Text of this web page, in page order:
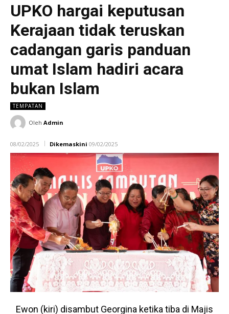
UPKO hargai keputusan
Kerajaan tidak teruskan
cadangan garis panduan
umat Islam hadiri acara
bukan Islam
TEMPATAN
Oleh Admin
08/02/2025 Dikemaskini 09/02/2025
Ewon (kiri) disambut Georgina ketika tiba di Majis